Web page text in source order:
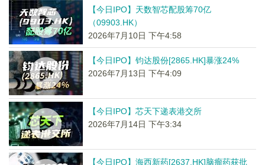
【今日IPO】天数智芯配股筹70亿
（09903.HK）
2026年7月10日 下午4:58
【今日IPO】钧达股份[2865.HK]暴涨24%
2026年7月13日 下午4:09
【今日IPO】芯天下递表港交所
2026年7月14日 下午3:34
【今日IPO】海西新药[2637.HK]脑瘤药获批